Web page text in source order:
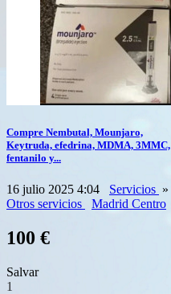
Compre Nembutal, Mounjaro,
Keytruda, efedrina, MDMA, 3MMC,
fentanilo y...
16 julio 2025 4:04 Servicios »
Otros servicios
Madrid Centro
100 €
Salvar
1